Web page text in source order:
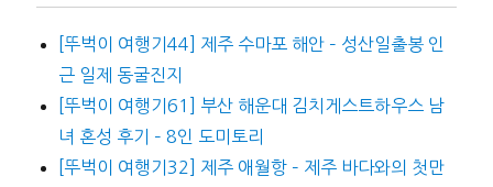
[뚜벅이 여행기44] 제주 수마포 해안 – 성산일출봉 인
근 일제 동굴진지
[뚜벅이 여행기61] 부산 해운대 김치게스트하우스 남
녀 혼성 후기 – 8인 도미토리
[뚜벅이 여행기32] 제주 애월항 – 제주 바다와의 첫만